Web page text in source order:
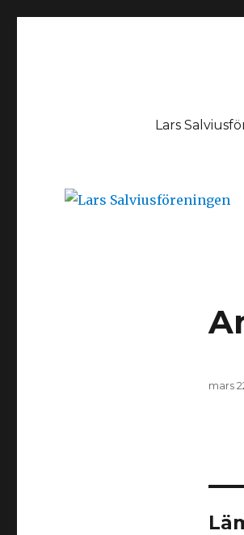
Lars
mars